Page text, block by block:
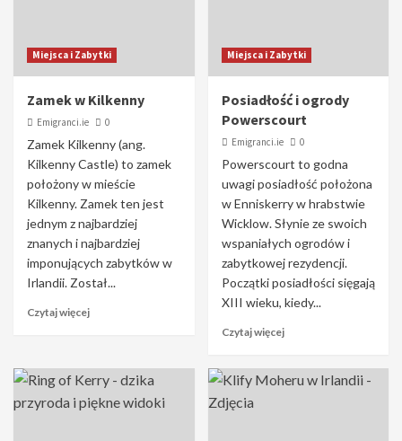
Miejsca i Zabytki
Zamek w Kilkenny
Emigranci.ie 0
Zamek Kilkenny (ang.
Kilkenny Castle) to zamek
położony w mieście
Kilkenny. Zamek ten jest
jednym z najbardziej
znanych i najbardziej
imponujących zabytków w
Irlandii. Został...
Czytaj więcej
Miejsca i Zabytki
Posiadłość i ogrody
Powerscourt
Emigranci.ie 0
Powerscourt to godna
uwagi posiadłość położona
w Enniskerry w hrabstwie
Wicklow. Słynie ze swoich
wspaniałych ogrodów i
zabytkowej rezydencji.
Początki posiadłości sięgają
XIII wieku, kiedy...
Czytaj więcej